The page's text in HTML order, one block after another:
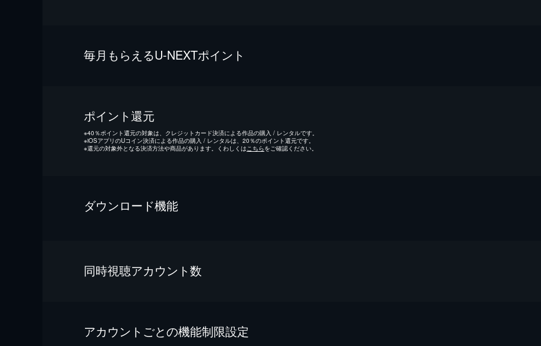
毎⽉もらえるU-NEXTポイント
ポイント還元
※40％ポイント還元の対象は、クレジットカード決済による作品の購入 / レンタルです。
※iOSアプリのUコイン決済による作品の購入 / レンタルは、20％のポイント還元です。
※還元の対象外となる決済方法や商品があります。くわしくはこちらをご確認ください。
ダウンロード機能
同時視聴アカウント数
アカウントごとの機能制限設定